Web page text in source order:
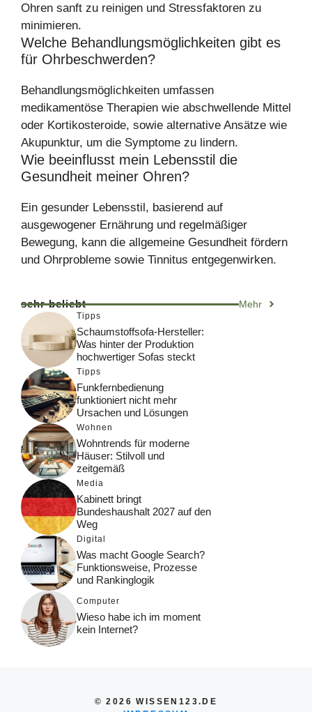
Ohren sanft zu reinigen und Stressfaktoren zu
minimieren.
Welche Behandlungsmöglichkeiten gibt es
für Ohrbeschwerden?
Behandlungsmöglichkeiten umfassen
medikamentöse Therapien wie abschwellende Mittel
oder Kortikosteroide, sowie alternative Ansätze wie
Akupunktur, um die Symptome zu lindern.
Wie beeinflusst mein Lebensstil die
Gesundheit meiner Ohren?
Ein gesunder Lebensstil, basierend auf
ausgewogener Ernährung und regelmäßiger
Bewegung, kann die allgemeine Gesundheit fördern
und Ohrprobleme sowie Tinnitus entgegenwirken.
sehr beliebt Mehr
Tipps
Schaumstoffsofa-Hersteller:
Was hinter der Produktion
hochwertiger Sofas steckt
Tipps
Funkfernbedienung
funktioniert nicht mehr
Ursachen und Lösungen
Wohnen
Wohntrends für moderne
Häuser: Stilvoll und
zeitgemäß
Media
Kabinett bringt
Bundeshaushalt 2027 auf den
Weg
Digital
Was macht Google Search?
Funktionsweise, Prozesse
und Rankinglogik
Computer
Wieso habe ich im moment
kein Internet?
© 2026 WISSEN123.DE